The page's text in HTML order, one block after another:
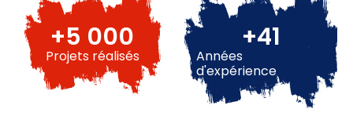
Projets réalisés
+5 000
Années
d'expérience
+49